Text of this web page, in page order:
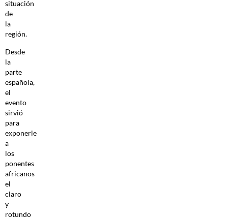
situación
de
la
región.
Desde
la
parte
española,
el
evento
sirvió
para
exponerle
a
los
ponentes
africanos
el
claro
y
rotundo